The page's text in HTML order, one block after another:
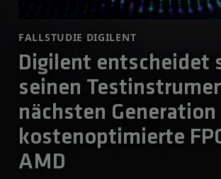
FALLSTUDIE DIGILENT
Digilent entscheidet
seinen
nächsten
kostenoptimierte
AMD